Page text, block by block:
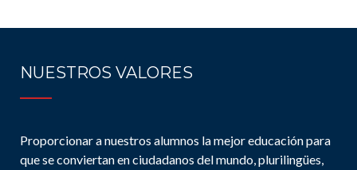
NUESTROS VALORES
Proporcionar a nuestros alumnos la mejor educación para
que se conviertan en ciudadanos del mundo, plurilingües,